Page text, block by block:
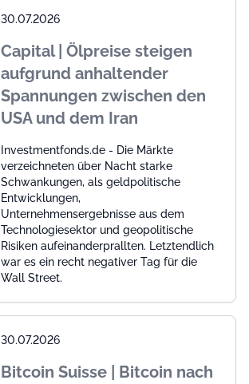
30.07.2026
Capital | Ölpreise steigen
aufgrund anhaltender
Spannungen zwischen den
USA und dem Iran
Investmentfonds.de - Die Märkte
verzeichneten über Nacht starke
Schwankungen, als geldpolitische
Entwicklungen,
Unternehmensergebnisse aus dem
Technologiesektor und geopolitische
Risiken aufeinanderprallten. Letztendlich
war es ein recht negativer Tag für die
Wall Street.
30.07.2026
Bitcoin Suisse | Bitcoin nach